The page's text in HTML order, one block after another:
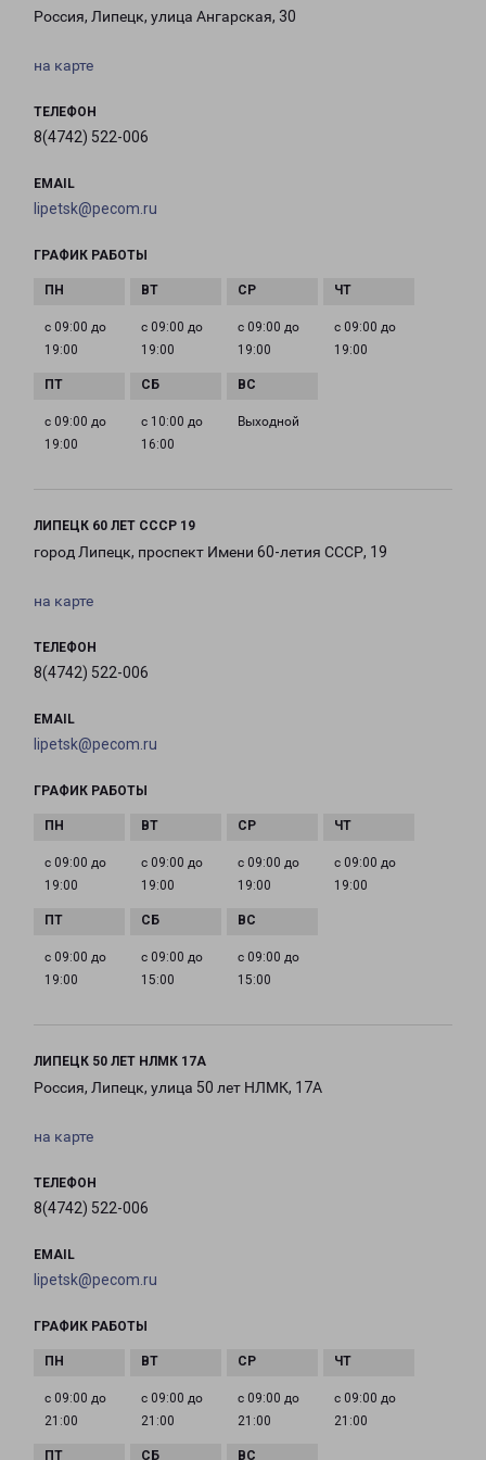
Россия, Липецк, улица Ангарская, 30
на карте
ТЕЛЕФОН
8(4742) 522-006
EMAIL
lipetsk@pecom.ru
ГРАФИК РАБОТЫ
с 09:00 до
19:00
с 09:00 до
19:00
с 09:00 до
19:00
с 09:00 до
19:00
с 09:00 до
19:00
с 10:00 до
16:00
Выходной
ЛИПЕЦК 60 ЛЕТ СССР 19
город Липецк, проспект Имени 60-летия СССР, 19
на карте
ТЕЛЕФОН
8(4742) 522-006
EMAIL
lipetsk@pecom.ru
ГРАФИК РАБОТЫ
с 09:00 до
19:00
с 09:00 до
19:00
с 09:00 до
19:00
с 09:00 до
19:00
с 09:00 до
19:00
с 09:00 до
15:00
с 09:00 до
15:00
ЛИПЕЦК 50 ЛЕТ НЛМК 17А
Россия, Липецк, улица 50 лет НЛМК, 17А
на карте
ТЕЛЕФОН
8(4742) 522-006
EMAIL
lipetsk@pecom.ru
ГРАФИК РАБОТЫ
с 09:00 до
21:00
с 09:00 до
21:00
с 09:00 до
21:00
с 09:00 до
21:00